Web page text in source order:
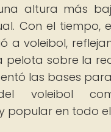
altura más
Con el tiempo,
a voleibol,
pelota sobre la
las bases
voleibol
popular en todo